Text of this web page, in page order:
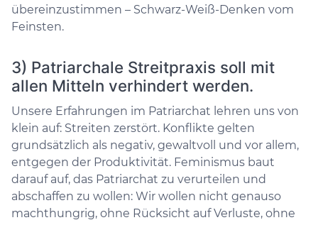
übereinzustimmen – Schwarz-Weiß-Denken vom
Feinsten.
3) Patriarchale Streitpraxis soll mit
allen Mitteln verhindert werden.
Unsere Erfahrungen im Patriarchat lehren uns von
klein auf: Streiten zerstört. Konflikte gelten
grundsätzlich als negativ, gewaltvoll und vor allem,
entgegen der Produktivität. Feminismus baut
darauf auf, das Patriarchat zu verurteilen und
abschaffen zu wollen: Wir wollen nicht genauso
machthungrig, ohne Rücksicht auf Verluste, ohne